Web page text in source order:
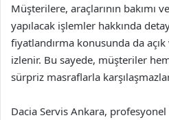
Müşterilere, araçlarının bakımı
yapılacak işlemler hakkında
fiyatlandırma konusunda da
izlenir. Bu sayede, müşteriler
sürpriz masraflarla
Dacia Servis Ankara, profesyonel